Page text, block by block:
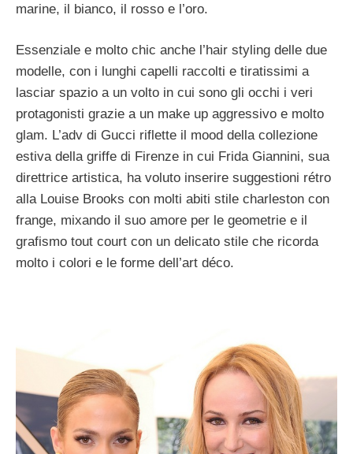
marine, il bianco, il rosso e l’oro.
Essenziale e molto chic anche l’hair styling delle due
modelle, con i lunghi capelli raccolti e tiratissimi a
lasciar spazio a un volto in cui sono gli occhi i veri
protagonisti grazie a un make up aggressivo e molto
glam. L’adv di Gucci riflette il mood della collezione
estiva della griffe di Firenze in cui Frida Giannini, sua
direttrice artistica, ha voluto inserire suggestioni rétro
alla Louise Brooks con molti abiti stile charleston con
frange, mixando il suo amore per le geometrie e il
grafismo tout court con un delicato stile che ricorda
molto i colori e le forme dell’art déco.